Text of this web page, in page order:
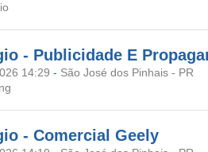
- Publicidade E
14:29 - São José dos Pinhais - PR
- Comercial Geely